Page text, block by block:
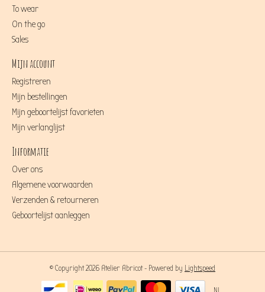
To wear
On the go
Sales
Mijn account
Registreren
Mijn bestellingen
Mijn geboortelijst favorieten
Mijn verlanglijst
Informatie
Over ons
Algemene voorwaarden
Verzenden & retourneren
Geboortelijst aanleggen
© Copyright 2026 Atelier Abricot - Powered by Lightspeed